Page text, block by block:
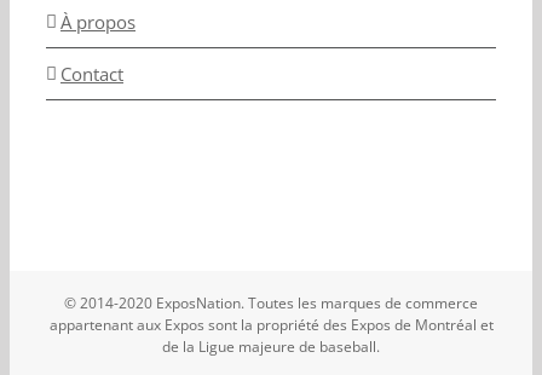
À propos
Contact
© 2014-2020 ExposNation. Toutes les marques de commerce
appartenant aux Expos sont la propriété des Expos de Montréal et
de la Ligue majeure de baseball.